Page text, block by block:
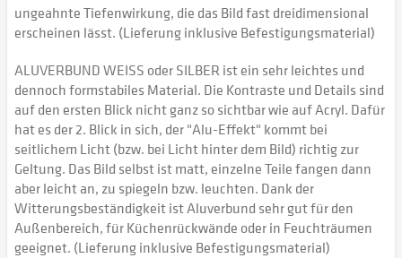
ungeahnte Tiefenwirkung, die das Bild fast dreidimensional
erscheinen lässt. (Lieferung inklusive Befestigungsmaterial)
ALUVERBUND WEISS oder SILBER ist ein sehr leichtes und
dennoch formstabiles Material. Die Kontraste und Details sind
auf den ersten Blick nicht ganz so sichtbar wie auf Acryl. Dafür
hat es der 2. Blick in sich, der "Alu-Effekt" kommt bei
seitlichem Licht (bzw. bei Licht hinter dem Bild) richtig zur
Geltung. Das Bild selbst ist matt, einzelne Teile fangen dann
aber leicht an, zu spiegeln bzw. leuchten. Dank der
Witterungsbeständigkeit ist Aluverbund sehr gut für den
Außenbereich, für Küchenrückwände oder in Feuchträumen
geeignet. (Lieferung inklusive Befestigungsmaterial)